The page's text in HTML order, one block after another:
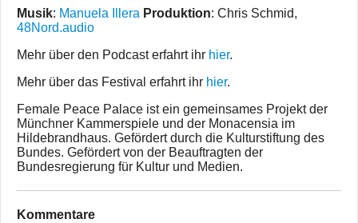
Musik: Manuela Illera Produktion: Chris Schmid,
48Nord.audio
Mehr über den Podcast erfahrt ihr hier.
Mehr über das Festival erfahrt ihr hier.
Female Peace Palace ist ein gemeinsames Projekt der
Münchner Kammerspiele und der Monacensia im
Hildebrandhaus. Gefördert durch die Kulturstiftung des
Bundes. Gefördert von der Beauftragten der
Bundesregierung für Kultur und Medien.
Kommentare